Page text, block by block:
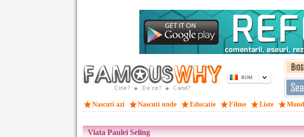
ROM
Nascuti azi Nascuti unde Educatie Filme Liste
Viata Paulei Seling